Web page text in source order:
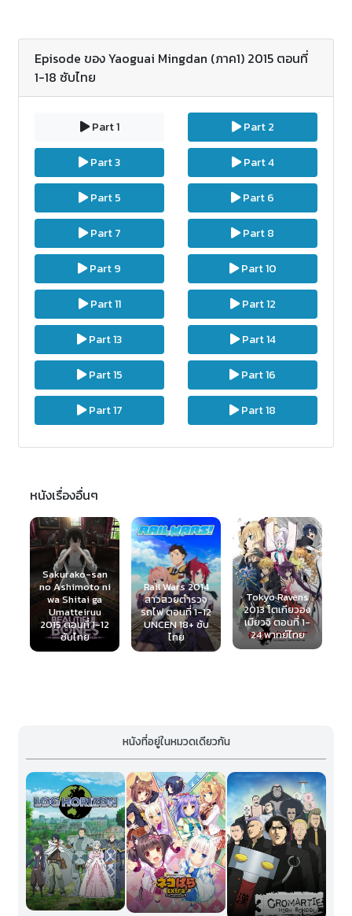
Episode ของ Yaoguai Mingdan (ภาค1) 2015 ตอนที่
1-18 ซับไทย
Part 1 Part 2
Part 3 Part 4
Part 5 Part 6
Part 7 Part 8
Part 9 Part 10
Part 11 Part 12
Part 13 Part 14
Part 15 Part 16
Part 17 Part 18
หนังเรื่องอื่นๆ
Rail Wars 2014
สาวสวยตำรวจ
รถไฟ ตอนที่ 1-12
UNCEN 18+ ซับ
ไทย
Tokyo Ravens
2013 โตเกียวอง
เมียวจิ ตอนที่ 1-
24 พากย์ไทย
To Love-Ru
2010 ทูเลิฟรู
(ภาค1) ตอนที่ 1-
32+OVA พากย์
ไทย
หนังที่อยู่ในหมวดเดียวกัน